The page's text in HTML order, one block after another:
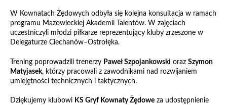
W Kownatach Żędowych odbyła się kolejna konsultacja w ramach
programu Mazowieckiej Akademii Talentów. W zajęciach
uczestniczyli młodzi piłkarze reprezentujący kluby zrzeszone w
Delegaturze Ciechanów–Ostrołęka.
Trening poprowadzili trenerzy Paweł Szpojankowski oraz Szymon
Matyjasek, którzy pracowali z zawodnikami nad rozwijaniem
umiejętności technicznych i taktycznych.
Dziękujemy klubowi KS Gryf Kownaty Żędowe za udostępnienie